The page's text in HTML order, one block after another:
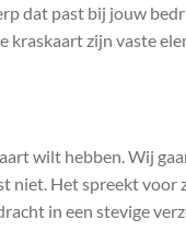
dat past bij jouw
zijn vaste
wilt hebben. Wij
niet. Het spreekt voor
in een stevige